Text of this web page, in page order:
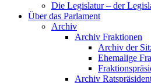
Die Legislatur – der
Über das Parlament
Archiv
Archiv Fraktionen
Archiv der
Ehemalige
Archiv